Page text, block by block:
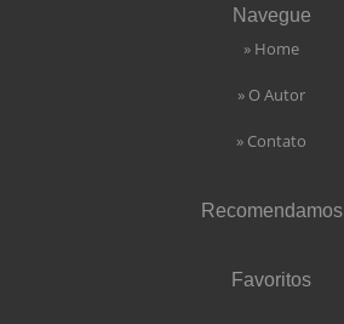
Navegue
» Home
» O Autor
» Contato
Recomendamos
Favoritos